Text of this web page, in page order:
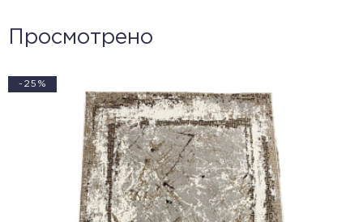
Просмотрено
-25%